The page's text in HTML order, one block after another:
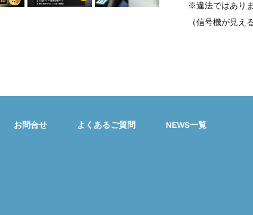
※違法ではあり
（信号機が見え
お問合せ よくあるご質問 NEWS一覧